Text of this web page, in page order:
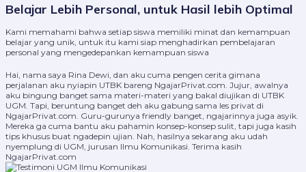
Belajar Lebih Personal, untuk Hasil lebih Optimal
Kami memahami bahwa setiap siswa memiliki minat dan kemampuan
belajar yang unik, untuk itu kami siap menghadirkan pembelajaran
personal yang mengedepankan kemampuan siswa
Hai, nama saya Rina Dewi, dan aku cuma pengen cerita gimana
perjalanan aku nyiapin UTBK bareng NgajarPrivat.com. Jujur, awalnya
aku bingung banget sama materi-materi yang bakal diujikan di UTBK
UGM. Tapi, beruntung banget deh aku gabung sama les privat di
NgajarPrivat.com. Guru-gurunya friendly banget, ngajarinnya juga asyik.
Mereka ga cuma bantu aku pahamin konsep-konsep sulit, tapi juga kasih
tips khusus buat ngadepin ujian. Nah, hasilnya sekarang aku udah
nyemplung di UGM, jurusan Ilmu Komunikasi. Terima kasih
NgajarPrivat.com